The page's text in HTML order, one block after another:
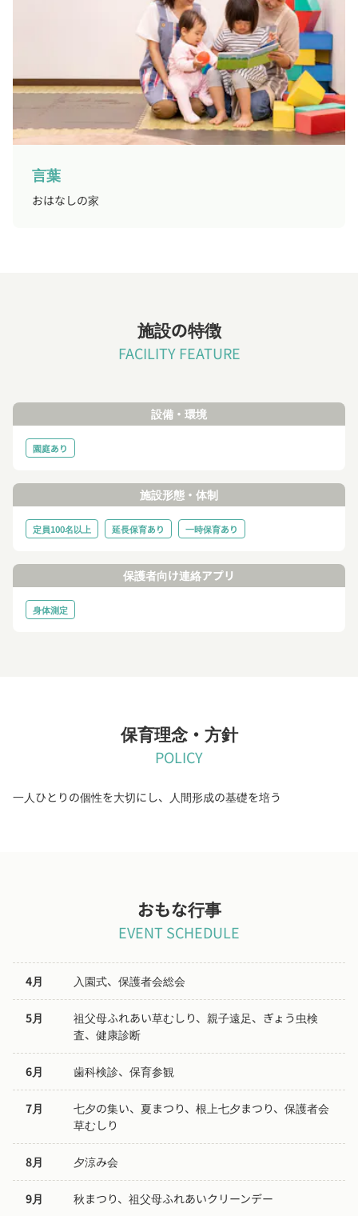
言葉
おはなしの家
施設の特徴
FACILITY FEATURE
設備・環境
園庭あり
施設形態・体制
定員100名以上 延長保育あり 一時保育あり
保護者向け連絡アプリ
身体測定
保育理念・方針
POLICY
一人ひとりの個性を大切にし、人間形成の基礎を培う
おもな行事
EVENT SCHEDULE
4月 入園式、保護者会総会
5月
祖父母ふれあい草むしり、親子遠足、ぎょう虫検
査、健康診断
6月 歯科検診、保育参観
7月
七夕の集い、夏まつり、根上七夕まつり、保護者会
草むしり
8月 夕涼み会
9月 秋まつり、祖父母ふれあいクリーンデー